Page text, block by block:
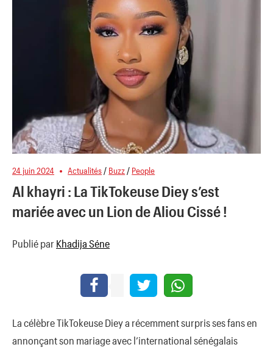
24 juin 2024 Actualités / Buzz / People
Al khayri : La TikTokeuse Diey s’est
mariée avec un Lion de Aliou Cissé !
Publié par Khadija Séne
La célèbre TikTokeuse Diey a récemment surpris ses fans en
annonçant son mariage avec l’international sénégalais